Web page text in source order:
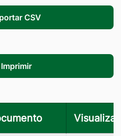
CSV
Imprimir
Visualizar